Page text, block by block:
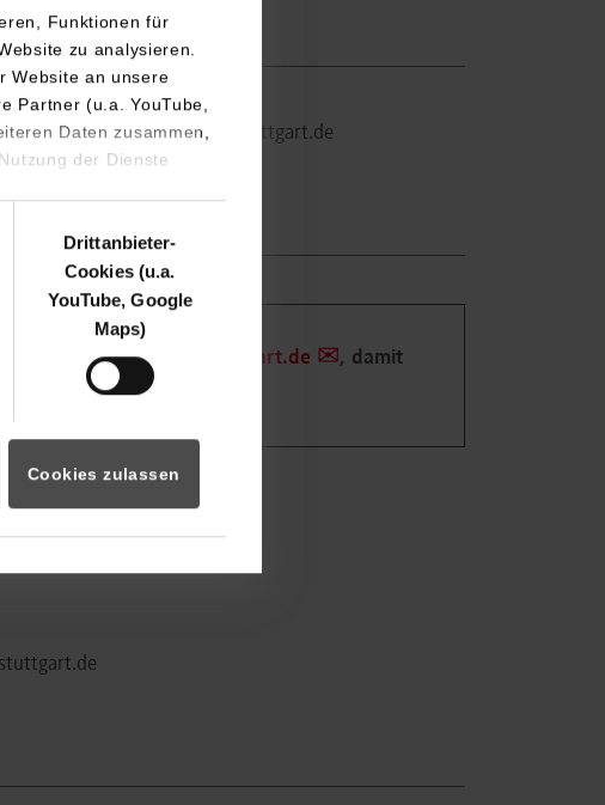
Funktionen für
zu analysieren.
Website an unsere
Partner (u.a. YouTube,
Daten zusammen,
der Dienste
Drittanbieter-
Cookies (u.a.
YouTube, Google
Maps)
Cookies zulassen
stuttgart.de
Mail: claudia.guida@dhbw-stuttgart.de
sekretariat@dhbw-stuttgart.de
, damit
8:30 Uhr bis 13:00 Uhr.